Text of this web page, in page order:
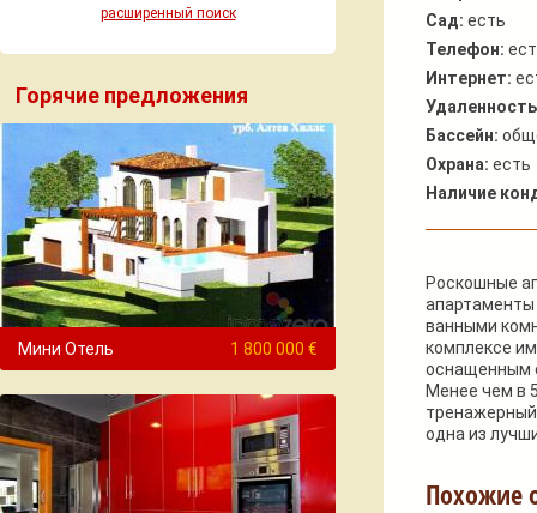
Сад: есть
Телефон:
Интернет:
Бассейн:
Охрана: есть
Наличие
Роскошные
апартаменты
ванными
комплексе
оснащенным
Менее чем в
одна из
Похожие
расширенный поиск
Горячие предложения
Мини Отель 1 800 000 €